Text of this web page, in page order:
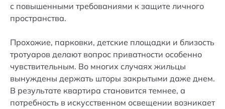
с повышенными требованиями к защите личного
пространства.
Прохожие, парковки, детские площадки и близость
тротуаров делают вопрос приватности особенно
чувствительным. Во многих случаях жильцы
вынуждены держать шторы закрытыми даже днем.
В результате квартира становится темнее, а
потребность в искусственном освещении возникает